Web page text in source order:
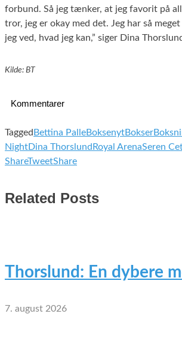
forbund. Så jeg tænker, at jeg favorit på
tror, jeg er okay med det. Jeg har så
jeg ved, hvad jeg kan,” siger Dina
Kilde: BT
Kommentarer
Tagged Bettina PalleBoksenytBokser
NightDina Thorslund Royal ArenaSeren
ShareTweetShare
Related Posts
Thorslund: En dybere
7. august 2026